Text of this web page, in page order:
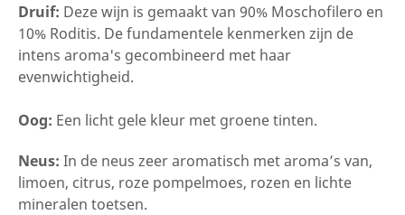
Druif: Deze wijn is gemaakt van 90% Moschofilero en
10% Roditis. De fundamentele kenmerken zijn de
intens aroma's gecombineerd met haar
evenwichtigheid.
Oog: Een licht gele kleur met groene tinten.
Neus: In de neus zeer aromatisch met aroma’s van,
limoen, citrus, roze pompelmoes, rozen en lichte
mineralen toetsen.